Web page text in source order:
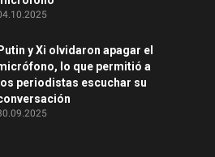
Putin y Xi olvidaron apagar el
lo que permitió a
los periodistas escuchar su